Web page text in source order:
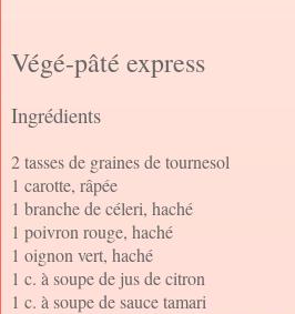
Végé-pâté express
Ingrédients
2 tasses de graines de tournesol
1 carotte, râpée
1 branche de céleri, haché
1 poivron rouge, haché
1 oignon vert, haché
1 c. à soupe de jus de citron
1 c. à soupe de sauce tamari